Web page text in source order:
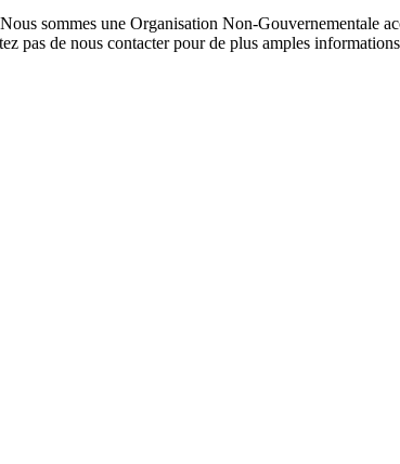
sommes une Organisation Non-Gouvernementale
pas de nous contacter pour de plus amples